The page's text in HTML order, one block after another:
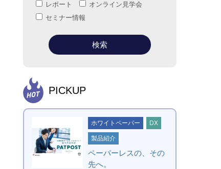
レポート
オンライン見学会
セミナー情報
PICKUP
ホワイトペーパー DX
製品紹介
ペーパーレスの、その
先へ。